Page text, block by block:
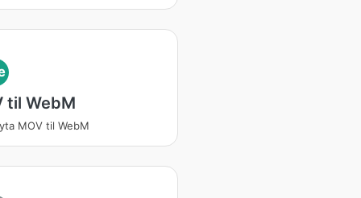
til WebM
MOV til WebM